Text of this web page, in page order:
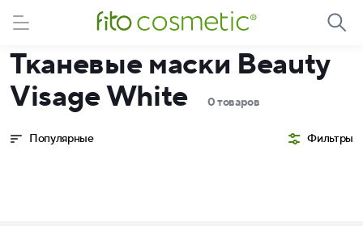
Тканевые маски Beauty
Visage White
0 товаров
Популярные Фильтры